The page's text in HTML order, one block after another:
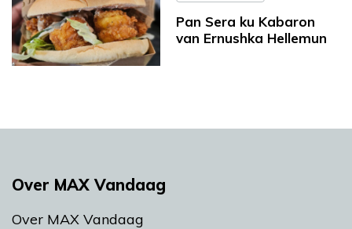
Pan Sera ku Kabaron
van Ernushka Hellemun
Over MAX Vandaag
Over MAX Vandaag